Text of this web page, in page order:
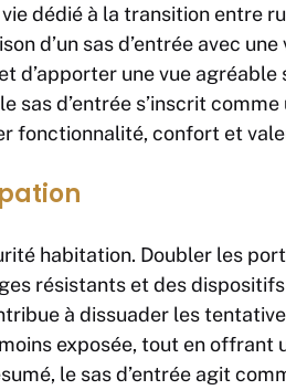
dédié à la transition entre
d’un sas d’entrée avec
d’apporter une vue agréable
sas d’entrée s’inscrit
fonctionnalité, confort et
habitation. Doubler les
résistants et des dispositifs
à dissuader les
exposée, tout en offrant
le sas d’entrée agit